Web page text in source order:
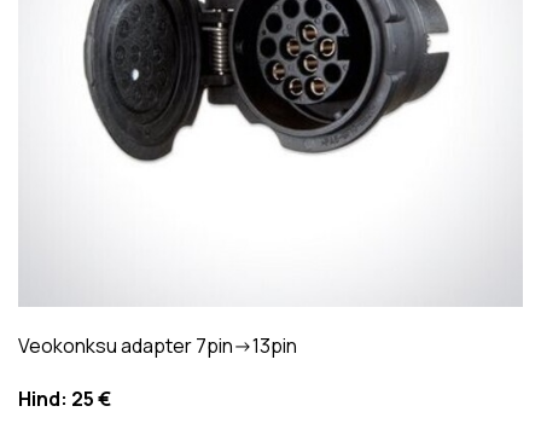
Veokonksu adapter 7pin->13pin
Hind: 25 €